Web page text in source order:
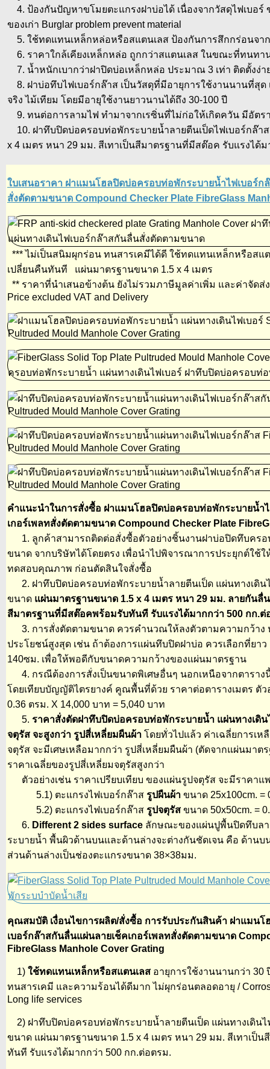
4. ป้องกันปัญหาขโมยตะแกรงฝาบ่อได้ เนื่องจากวัสดุไฟเบอร์
ของเก่า Burglar problem prevent material
5. ใช้ทดแทนเหล็กหล่อหรือสแตนเลส ป้องกันการสึกกร่อนจา
6. ราคาใกล้เคียงเหล็กหล่อ ถูกกว่าสแตนเลส ในขณะที่ทนทา
7. น้ำหนักเบากว่าฝาปิดบ่อเหล็กหล่อ ประมาณ 3 เท่า ติดตั้งง่
8. ฝาบ่อทึบไฟเบอร์กล๊าส เป็นวัสดุที่มีอายุการใช้งานนานที่สุด
จริง ไม้เทียม โดยมีอายุใช้งานยาวนานได้ถึง 30-100 ปี
9. ทนต่อการลามไฟ ทำมาจากเรซิ่นที่ไม่ก่อให้เกิดควัน มีอัตร
10. ฝาทึบปิดบ่อครอบท่อพักระบายน้ำลายตีนเป็ดไฟเบอร์กล๊า
x 4 เมตร หนา 29 มม. สีเทาเป็นสีมาตรฐานที่มีสต๊อค รับแรงได้
ใบเสนอราคา ฝาแมนโฮลปิดบ่อครอบท่อพักระบายน้ำไฟเบอร์ก
สั่งตัดตามขนาด Compound Checker Plate FibreGlass
*** ไม่เป็นสนิมผุกร่อน ทนสารเคมีได้ดี ใช้ทดแทนเหล็กหรือส
เปลี่ยนคืนทันที แผ่นมาตรฐานขนาด 1.5 x 4 เมตร
** ราคาที่นำเสนอข้างต้น ยังไม่รวมภาษีมูลค่าเพิ่ม และค่าจัดส่ง
Price excluded VAT and Delivery
คำแนะนำในการสั่งซื้อ ฝาแมนโฮลปิดบ่อครอบท่อพักระบายน้ำ
เกอร์เพลทสั่งตัดตามขนาด Compound Checker Plate
1. ลูกค้าสามารถติดต่อสั่งซื้อตัวอย่างชิ้นงานฝาบ่อปิดทึบครอ
ขนาด จากบริษัทได้โดยตรง เพื่อนำไปพิจารณาการประยุกต์ใช้
ทดสอบคุณภาพ ก่อนตัดสินใจสั่งซื้อ
2. ฝาทึบปิดบ่อครอบท่อพักระบายน้ำลายตีนเป็ด แผ่นทางเดิน
ขนาด แผ่นมาตรฐานขนาด 1.5 x 4 เมตร หนา 29 มม. ลายกันลื่น
สีมาตรฐานที่มีสต๊อคพร้อมรับทันที รับแรงได้มากกว่า 500 กก.ต่
3. การสั่งตัดตามขนาด ควรคำนวณให้ลงตัวตามความกว้าง ห
ประโยชน์สูงสุด เช่น ถ้าต้องการแผ่นทึบปิดฝาบ่อ ควรเลือกที่ยาว
140ซม. เพื่อให้พอดีกับขนาดความกว้างของแผ่นมาตรฐาน
4. กรณีต้องการสั่งเป็นขนาดพิเศษอื่นๆ นอกเหนือจากตาราง
โดยเทียบบัญญัติไตรยางค์ คูณพื้นที่ด้วย ราคาต่อตารางเมตร ตัว
0.36 ตรม. X 14,000 บาท = 5,040 บาท
5. ราคาสั่งตัดฝาทึบปิดบ่อครอบท่อพักระบายน้ำ แผ่นทางเดิ
จตุรัส จะสูงกว่า รูปสี่เหลี่ยมผืนผ้า โดยทั่วไปแล้ว ค่าเฉลี่ยการเห
จตุรัส จะมีเศษเหลือมากกว่า รูปสี่เหลี่ยมผืนผ้า (ตัดจากแผ่นมาต
ราคาเฉลี่ยของรูปสี่เหลี่ยมจตุรัสสูงกว่า
ตัวอย่างเช่น ราคาเปรียบเทียบ ของแผ่นรูปจตุรัส จะมีราคาแ
5.1) ตะแกรงไฟเบอร์กล๊าส รูปผืนผ้า ขนาด 25x100cm. =
5.2) ตะแกรงไฟเบอร์กล๊าส รูปจตุรัส ขนาด 50x50cm. =
6. Different 2 sides surface ลักษณะของแผ่นปูพื้นปิดทึบล
ระบายน้ำ พื้นผิวด้านบนและด้านล่างจะต่างกันชัดเจน คือ ด้าน
ส่วนด้านล่างเป็นช่องตะแกรงขนาด 38×38มม.
คุณสมบัติ เงื่อนไขการผลิต/สั่งซื้อ การรับประกันสินค้า ฝาแมน
เบอร์กล๊าสกันลื่นแผ่นลายเช็คเกอร์เพลทสั่งตัดตามขนาด
FibreGlass Manhole Cover Grating
1) ใช้ทดแทนเหล็กหรือสแตนเลส อายุการใช้งานนานกว่า 30
ทนสารเคมี และความร้อนได้ดีมาก ไม่ผุกร่อนตลอดอายุ /
Long life services
2) ฝาทึบปิดบ่อครอบท่อพักระบายน้ำลายตีนเป็ด แผ่นทางเดิน
ขนาด แผ่นมาตรฐานขนาด 1.5 x 4 เมตร หนา 29 มม. สีเทาเป็
ทันที รับแรงได้มากกว่า 500 กก.ต่อตรม.